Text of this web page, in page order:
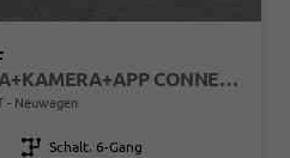
PRIME ACC+SHZ+KLIMA+KAMERA+APP CONNECT+LED+17" ALU
Neuwagen
Getriebe Schalt. 6-Gang